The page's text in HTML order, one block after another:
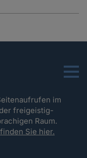
Menu
im
freigeistig-
Raum.
finden Sie hier.